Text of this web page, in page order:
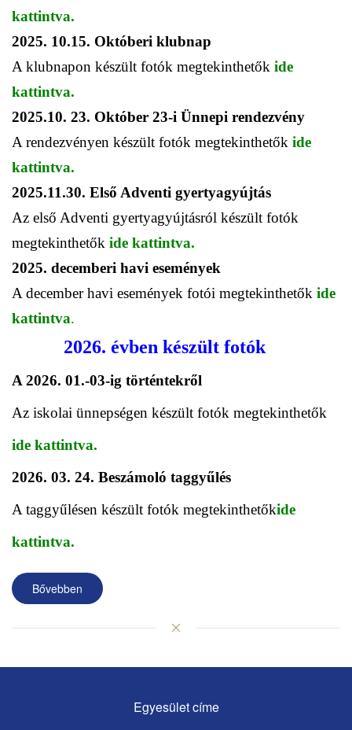
kattintva.
2025. 10.15. Októberi klubnap
A klubnapon készült fotók megtekinthetők ide
kattintva.
2025.10. 23. Október 23-i Ünnepi rendezvény
A rendezvényen készült fotók megtekinthetők ide
kattintva.
2025.11.30. Első Adventi gyertyagyújtás
Az első Adventi gyertyagyújtásról készült fotók
megtekinthetők ide kattintva.
2025. decemberi havi események
A december havi események fotói megtekinthetők ide
kattintva.
2026. évben készült fotók
A 2026. 01.-03-ig történtekről
Az iskolai ünnepségen készült fotók megtekinthetők
ide kattintva.
2026. 03. 24. Beszámoló taggyűlés
A taggyűlésen készült fotók megtekinthetőkide
kattintva.
Bővebben
Egyesület címe